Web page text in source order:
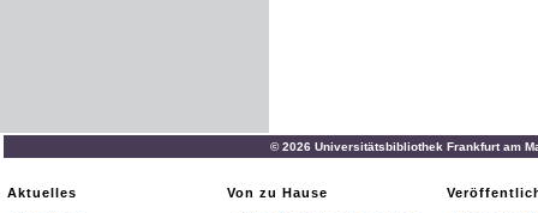
© 2026 Universitätsbibliothek Frankfurt am
Aktuelles
Von zu Hause